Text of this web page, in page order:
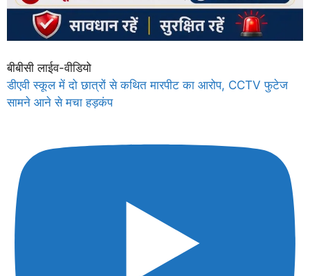
बीबीसी लाईव-वीडियो
डीएवी स्कूल में दो छात्रों से कथित मारपीट का आरोप, CCTV फुटेज
सामने आने से मचा हड़कंप